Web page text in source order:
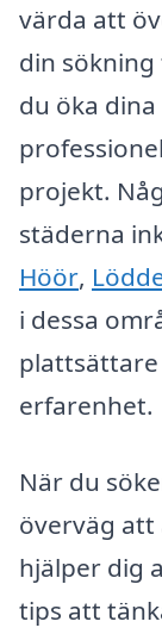
värda att
din
du öka
projekt.
städerna
Höör,
i dessa
erfarenhet.
När du
överväg
hjälper dig
tips att